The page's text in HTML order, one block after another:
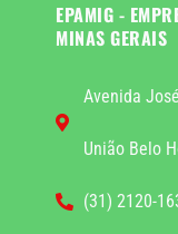
EPAMIG -
MINAS GERAIS
Avenida
União Belo
(31) 2120-